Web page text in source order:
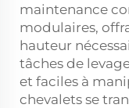
maintenance
modulaires,
hauteur
tâches de
et faciles à
chevalets se